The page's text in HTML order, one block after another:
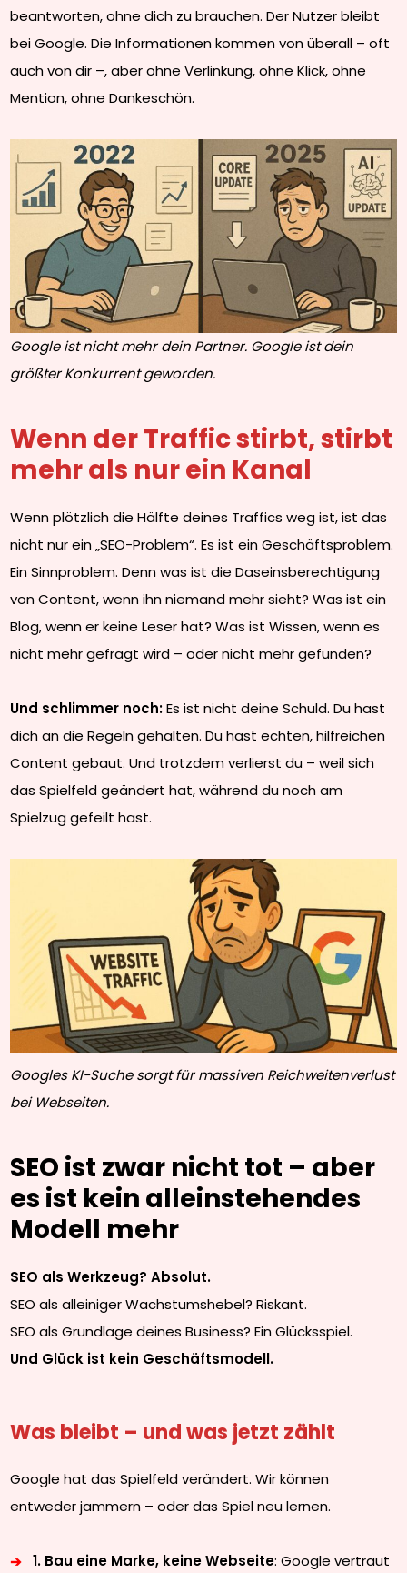
beantworten, ohne dich zu brauchen. Der Nutzer bleibt
bei Google. Die Informationen kommen von überall – oft
auch von dir –, aber ohne Verlinkung, ohne Klick, ohne
Mention, ohne Dankeschön.
Google ist nicht mehr dein Partner. Google ist dein
größter Konkurrent geworden.
Wenn der Traffic stirbt, stirbt
mehr als nur ein Kanal
Wenn plötzlich die Hälfte deines Traffics weg ist, ist das
nicht nur ein „SEO-Problem“. Es ist ein Geschäftsproblem.
Ein Sinnproblem. Denn was ist die Daseinsberechtigung
von Content, wenn ihn niemand mehr sieht? Was ist ein
Blog, wenn er keine Leser hat? Was ist Wissen, wenn es
nicht mehr gefragt wird – oder nicht mehr gefunden?
Und schlimmer noch:Es ist nicht deine Schuld. Du hast
dich an die Regeln gehalten. Du hast echten, hilfreichen
Content gebaut. Und trotzdem verlierst du – weil sich
das Spielfeld geändert hat, während du noch am
Spielzug gefeilt hast.
Googles KI-Suche sorgt für massiven Reichweitenverlust
bei Webseiten.
SEO ist zwar nicht tot – aber
es ist kein alleinstehendes
Modell mehr
SEO als Werkzeug? Absolut.
SEO als alleiniger Wachstumshebel? Riskant.
SEO als Grundlage deines Business? Ein Glücksspiel.
Und Glück ist kein Geschäftsmodell.
Was bleibt – und was jetzt zählt
Google hat das Spielfeld verändert. Wir können
entweder jammern – oder das Spiel neu lernen.
1. Bau eine Marke, keine Webseite: Google vertraut